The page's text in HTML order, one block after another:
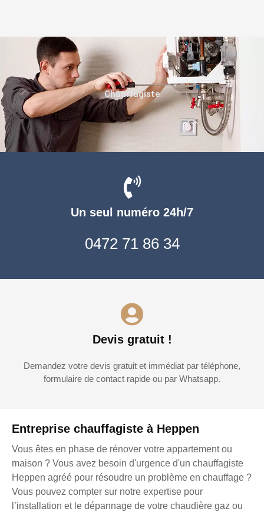
Entreprise chauffagiste à Heppen
Vous êtes en phase de rénover votre appartement ou
maison ? Vous avez besoin d'urgence d'un chauffagiste
Heppen agréé pour résoudre un problème en chauffage ?
Vous pouvez compter sur notre expertise pour
l’installation et le dépannage de votre chaudière gaz ou
Un seul numéro 24h/7
0472 71 86 34
Devis gratuit !
Demandez votre devis gratuit et immédiat par téléphone,
formulaire de contact rapide ou par Whatsapp.
Chauffagiste